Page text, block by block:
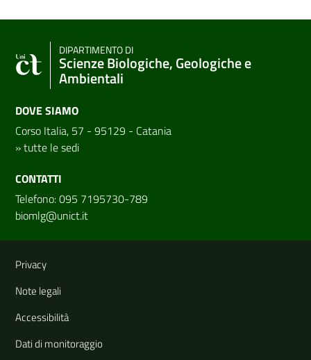
DIPARTIMENTO DI
Scienze Biologiche, Geologiche e
Ambientali
DOVE SIAMO
Corso Italia, 57 - 95129 - Catania
»tutte le sedi
CONTATTI
Telefono: 095 7195730-789
biomlg@unict.it
Link e informazioni utili
Privacy
Note legali
Accessibilità
Dati di monitoraggio